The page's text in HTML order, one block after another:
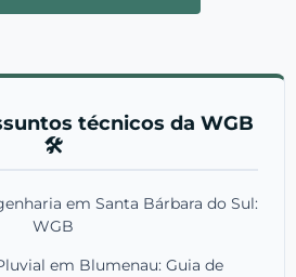
técnicos da WGB
🛠️
em Santa Bárbara do Sul:
WGB
em Blumenau: Guia de